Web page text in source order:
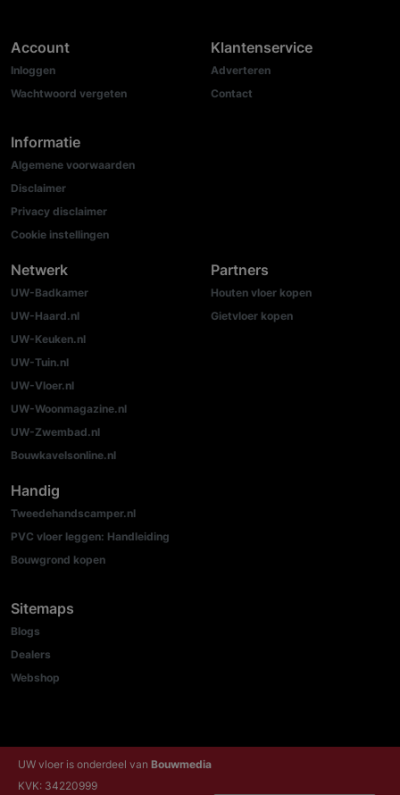
Account
Inloggen
Wachtwoord vergeten
Informatie
Algemene voorwaarden
Disclaimer
Privacy disclaimer
Cookie instellingen
Klantenservice
Adverteren
Contact
Netwerk
UW-Badkamer
UW-Haard.nl
UW-Keuken.nl
UW-Tuin.nl
UW-Vloer.nl
UW-Woonmagazine.nl
UW-Zwembad.nl
Bouwkavelsonline.nl
Partners
Houten vloer kopen
Gietvloer kopen
Handig
Tweedehandscamper.nl
PVC vloer leggen: Handleiding
Bouwgrond kopen
Sitemaps
Blogs
Dealers
Webshop
UW vloer is onderdeel van Bouwmedia
KVK: 34220999